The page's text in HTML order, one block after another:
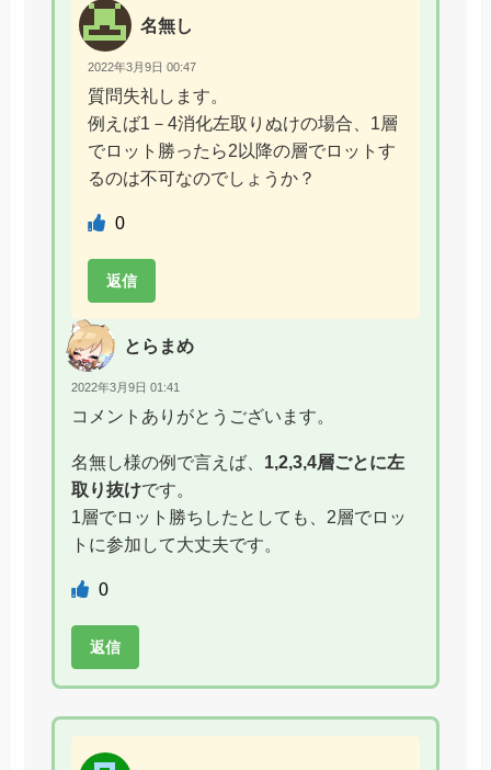
名無し
2022年3月9日 00:47
質問失礼します。
例えば1－4消化左取りぬけの場合、1層
でロット勝ったら2以降の層でロットす
るのは不可なのでしょうか？
0
返信
とらまめ
2022年3月9日 01:41
コメントありがとうございます。
名無し様の例で言えば、 1,2,3,4層ごとに左
取り抜けです。
1層でロット勝ちしたとしても、2層でロッ
トに参加して大丈夫です。
0
返信